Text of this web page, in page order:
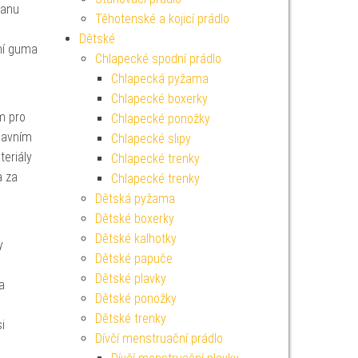
guma
pro
za
Těhotenské a kojicí prádlo
Dětské
Chlapecké spodní prádlo
Chlapecká pyžama
Chlapecké boxerky
Chlapecké ponožky
Chlapecké slipy
Chlapecké trenky
Chlapecké trenky
Dětská pyžama
Dětské boxerky
Dětské kalhotky
Dětské papuče
Dětské plavky
Dětské ponožky
Dětské trenky
Dívčí menstruační prádlo